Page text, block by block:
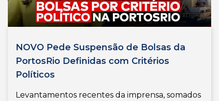
NOVO Pede Suspensão de Bolsas da
PortosRio Definidas com Critérios
Políticos
Levantamentos recentes da imprensa, somados